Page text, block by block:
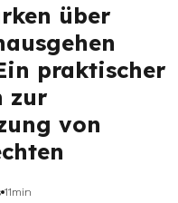
über
praktischer
zur
von
11min